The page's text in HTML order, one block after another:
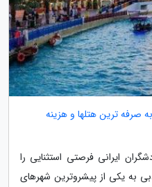
صرفه ترین هتلها و هزینه
1405 برای گردشگران ایرانی فرصتی استثنایی را
به یکی از پیشروترین شهرهای